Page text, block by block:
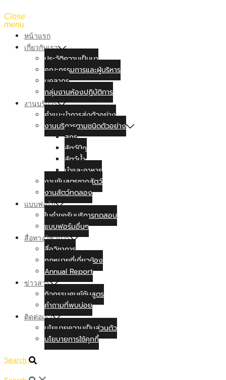
Close
menu
หน้าแรก
เกี่ยวกับเรา
ประวัติความเป็นมา
คณะกรรมการและผู้บริหาร
บุคลากร
กลุ่มงานห้องปฏิบัติการ
งานบริการ
คำแนะนำการส่งตัวอย่าง
งานบริการตามชนิดตัวอย่าง
สุกร
สัตว์ปีก
สัตว์น้ำ
นำและอาหาร
งานชันสูตรซากสัตว์
งานสัตว์ทดลอง
แบบฟอร์ม
ใบคำขอรับบริการทดสอบ
แบบฟอร์มอื่นๆ
สื่อทางวิชาการ
สื่อวิชาการ
กฏหมายที่เกี่ยวข้อง
Annual Report
ข่าวสาร
กิจกรรมศูนย์ชันสูตร
คำถามที่พบบ่อย
ติดต่อเรา
นโยบายความเป็นส่วนตัว
นโยบายการใช้คุกกี้
Search